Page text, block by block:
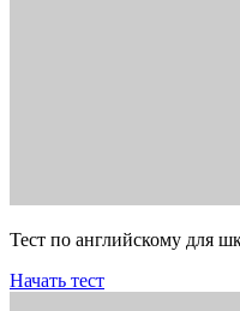
Тест по английскому для
Начать тест